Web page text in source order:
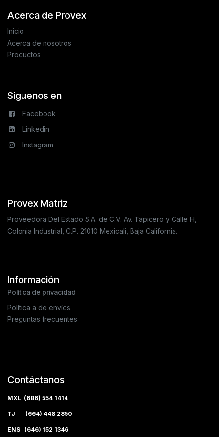
Acerca de Provex
Inicio
Acerca de nosotros
Productos
Síguenos en
Facebook
Linkedin
Instagram
Provex Matriz
Proveedora Del Estado S.A. de C.V. Av. Tapicero y Calle H,
Colonia Industrial, C.P. 21010 Mexicali, Baja California.
Información
Política de privacidad
Política a de envíos
Preguntas frecuentes
Contáctanos
MXL (686) 554 1414
TJ (664) 448 2850
ENS (646) 152 1346